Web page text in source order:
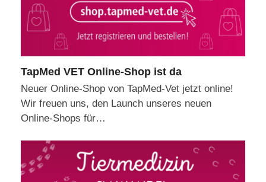
TapMed VET Online-Shop ist da
Neuer Online-Shop von TapMed-Vet jetzt online!
Wir freuen uns, den Launch unseres neuen
Online-Shops für…